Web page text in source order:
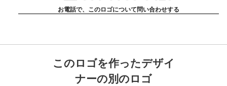
お電話で、このロゴについて問い合わせする
このロゴを作ったデザイ
ナーの別のロゴ